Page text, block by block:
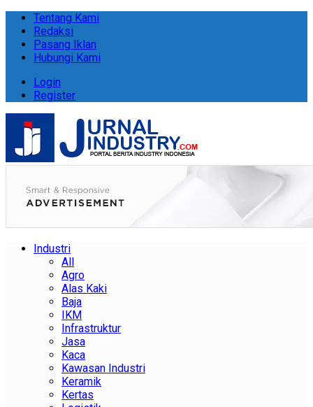
Tentang Kami
Redaksi
Pasang Iklan
Hubungi Kami
Login
Register
Industri
All
Agro
Alas Kaki
Baja
IKM
Infrastruktur
Jasa
Kaca
Kawasan Industri
Keramik
Kertas